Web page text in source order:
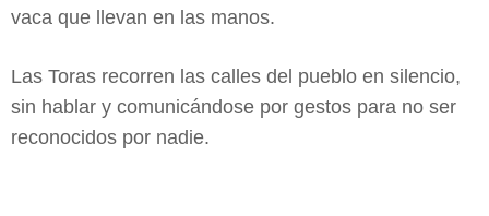
vaca que llevan en las manos.
Las Toras recorren las calles del pueblo en silencio,
sin hablar y comunicándose por gestos para no ser
reconocidos por nadie.